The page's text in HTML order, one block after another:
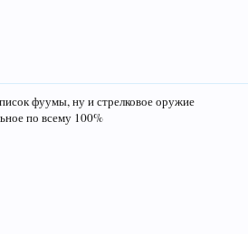
фуумы, ну и стрелковое оружие
по всему 100%